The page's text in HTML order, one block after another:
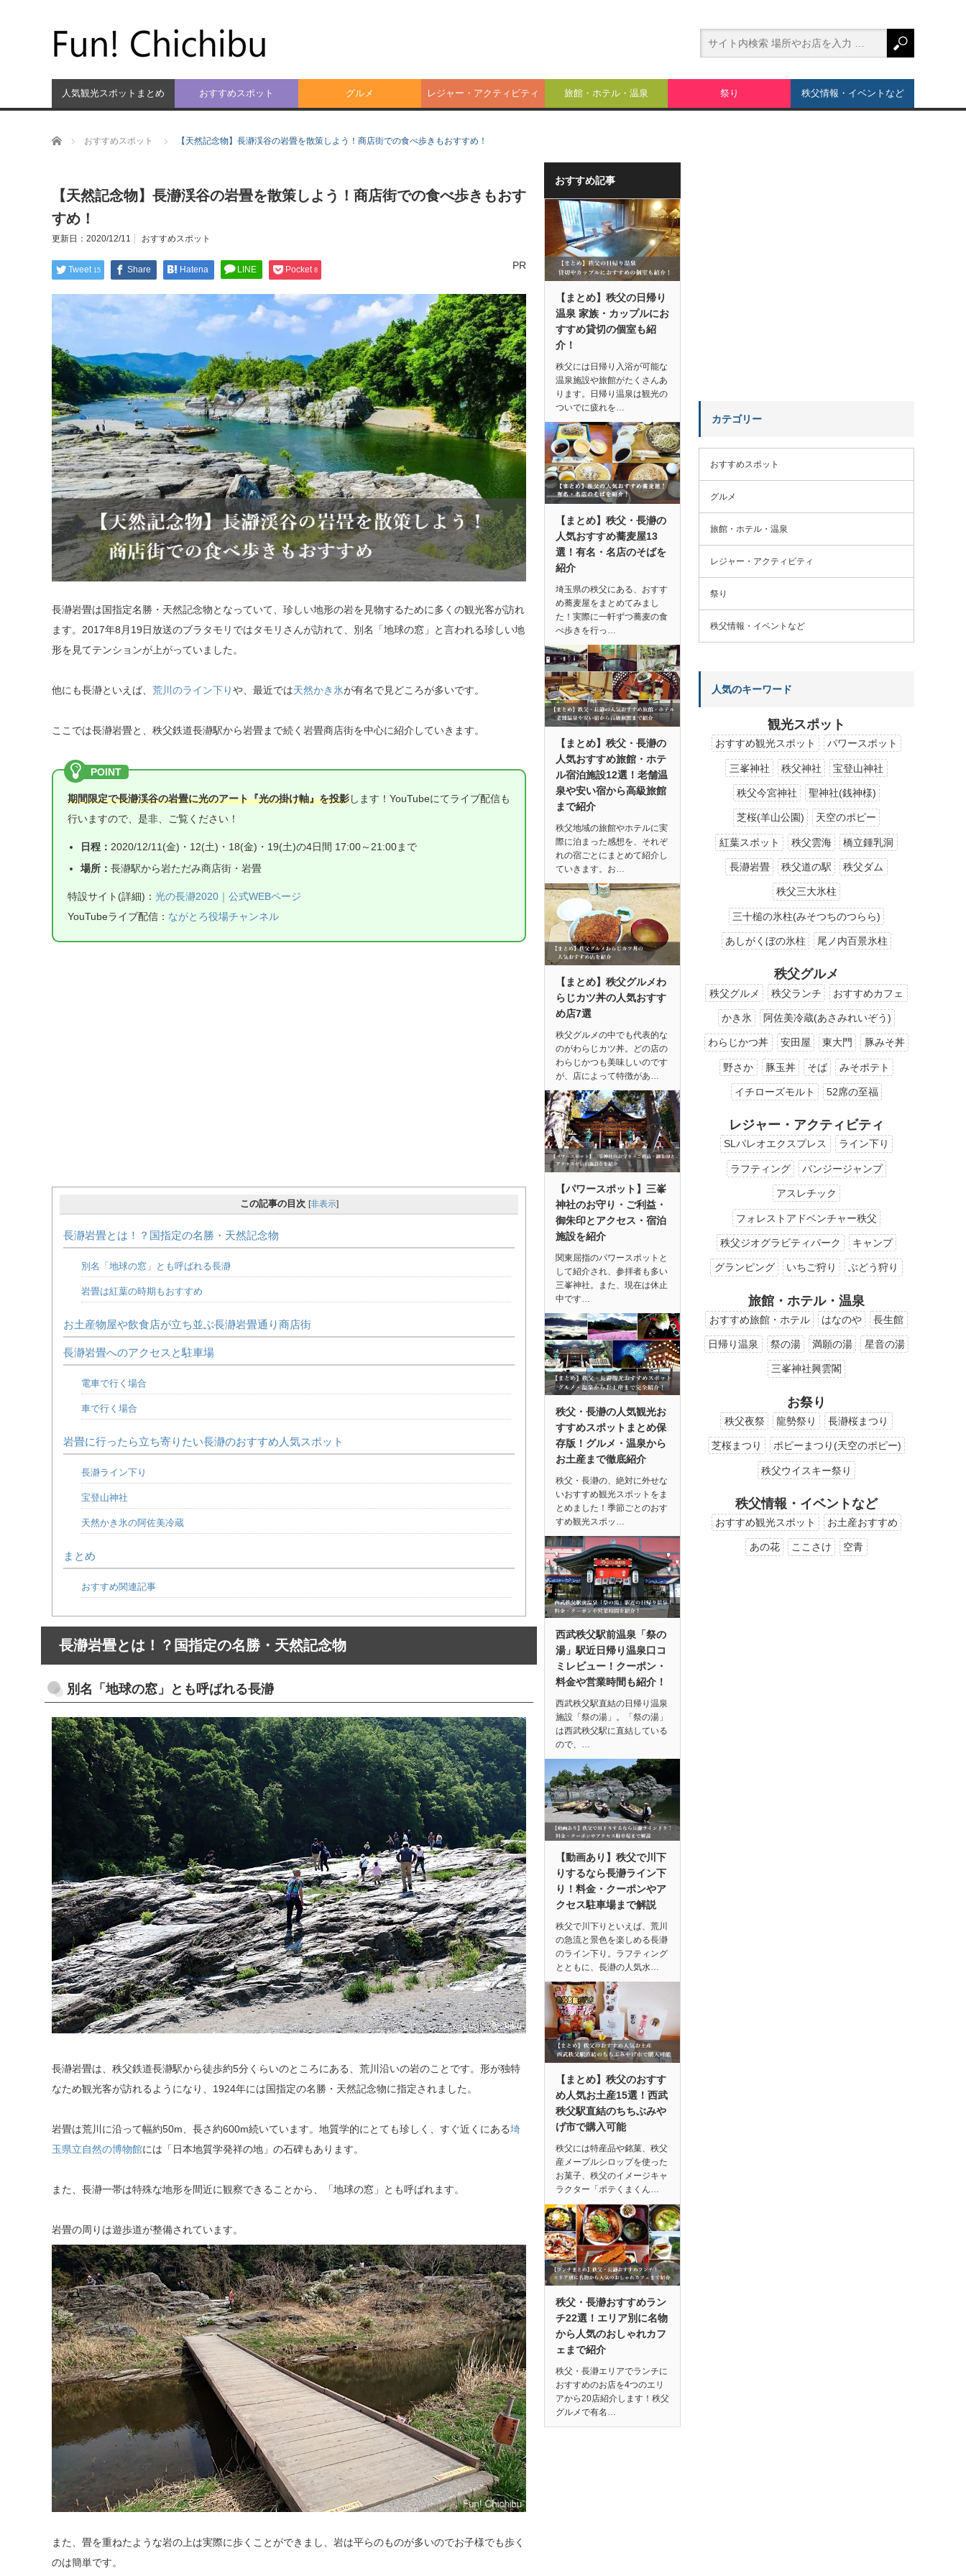
人気観光スポットまとめ おすすめスポット グルメ レジャー・アクティビティ 旅館・ホテル・温泉 祭り 秩父情報・イベントなど
ホーム おすすめスポット 【天然記念物】長瀞渓谷の岩畳を散策しよう！商店街での食べ歩きもおすすめ！
【天然記念物】長瀞渓谷の岩畳を散策しよう！商店街での食べ歩きもおす
すめ！
更新日： 2020/12/11 おすすめスポット
PR
Tweet 15 Share Hatena LINE Pocket 8
長瀞岩畳は国指定名勝・天然記念物となっていて、珍しい地形の岩を見物するために多くの観光客が訪れ
ます。2017年8月19日放送のブラタモリではタモリさんが訪れて、別名「地球の窓」と言われる珍しい地
形を見てテンションが上がっていました。
他にも長瀞といえば、 荒川のライン下りや、最近では天然かき氷が有名で見どころが多いです。
ここでは長瀞岩畳と、秩父鉄道長瀞駅から岩畳まで続く岩畳商店街を中心に紹介していきます。
期間限定で長瀞渓谷の岩畳に光のアート『光の掛け軸』を投影します！YouTubeにてライブ配信も
行いますので、是非、ご覧ください！
日程： 2020/12/11(金)・12(土)・18(金)・19(土)の4日間 17:00～21:00まで
場所：長瀞駅から岩ただみ商店街・岩畳
特設サイト(詳細)： 光の長瀞2020｜公式WEBページ
YouTubeライブ配信： ながとろ役場チャンネル
この記事の目次 [非表示]
長瀞岩畳とは！？国指定の名勝・天然記念物
別名「地球の窓」とも呼ばれる長瀞
岩畳は紅葉の時期もおすすめ
お土産物屋や飲食店が立ち並ぶ長瀞岩畳通り商店街
長瀞岩畳へのアクセスと駐車場
電車で行く場合
車で行く場合
岩畳に行ったら立ち寄りたい長瀞のおすすめ人気スポット
長瀞ライン下り
宝登山神社
天然かき氷の阿佐美冷蔵
まとめ
おすすめ関連記事
長瀞岩畳とは！？国指定の名勝・天然記念物
別名「地球の窓」とも呼ばれる長瀞
長瀞岩畳は、秩父鉄道長瀞駅から徒歩約5分くらいのところにある、荒川沿いの岩のことです。形が独特
なため観光客が訪れるようになり、1924年には国指定の名勝・天然記念物に指定されました。
岩畳は荒川に沿って幅約50m、長さ約600m続いています。地質学的にとても珍しく、すぐ近くにある埼
玉県立自然の博物館には「日本地質学発祥の地」の石碑もあります。
また、長瀞一帯は特殊な地形を間近に観察できることから、「地球の窓」とも呼ばれます。
岩畳の周りは遊歩道が整備されています。
また、畳を重ねたような岩の上は実際に歩くことができまし、岩は平らのものが多いのでお子様でも歩く
のは簡単です。
おすすめ記事
【まとめ】秩父の日帰り
温泉 家族・カップルにお
すすめ貸切の個室も紹
介！
秩父には日帰り入浴が可能な
温泉施設や旅館がたくさんあ
ります。日帰り温泉は観光の
ついでに疲れを…
【まとめ】秩父・長瀞の
人気おすすめ蕎麦屋13
選！有名・名店のそばを
紹介
埼玉県の秩父にある、おすす
め蕎麦屋をまとめてみまし
た！実際に一軒ずつ蕎麦の食
べ歩きを行っ…
【まとめ】秩父・長瀞の
人気おすすめ旅館・ホテ
ル宿泊施設12選！老舗温
泉や安い宿から高級旅館
まで紹介
秩父地域の旅館やホテルに実
際に泊まった感想を、それぞ
れの宿ごとにまとめて紹介し
ていきます。お…
【まとめ】秩父グルメわ
らじカツ丼の人気おすす
め店7選
秩父グルメの中でも代表的な
のがわらじカツ丼。どの店の
わらじかつも美味しいのです
が、店によって特徴があ…
【パワースポット】三峯
神社のお守り・ご利益・
御朱印とアクセス・宿泊
施設を紹介
関東屈指のパワースポットと
して紹介され、参拝者も多い
三峯神社。また、現在は休止
中です…
秩父・長瀞の人気観光お
すすめスポットまとめ保
存版！グルメ・温泉から
お土産まで徹底紹介
秩父・長瀞の、絶対に外せな
いおすすめ観光スポットをま
とめました！季節ごとのおす
すめ観光スポッ…
西武秩父駅前温泉「祭の
湯」駅近日帰り温泉口コ
ミレビュー！クーポン・
料金や営業時間も紹介！
西武秩父駅直結の日帰り温泉
施設「祭の湯」。「祭の湯」
は西武秩父駅に直結している
ので、…
【動画あり】秩父で川下
りするなら長瀞ライン下
り！料金・クーポンやア
クセス駐車場まで解説
秩父で川下りといえば、荒川
の急流と景色を楽しめる長瀞
のライン下り。ラフティング
とともに、長瀞の人気水…
【まとめ】秩父のおすす
め人気お土産15選！西武
秩父駅直結のちちぶみや
げ市で購入可能
秩父には特産品や銘菓、秩父
産メープルシロップを使った
お菓子、秩父のイメージキャ
ラクター「ポテくまくん…
秩父・長瀞おすすめラン
チ22選！エリア別に名物
から人気のおしゃれカフ
ェまで紹介
秩父・長瀞エリアでランチに
おすすめのお店を4つのエリ
アから20店紹介します！秩父
グルメで有名…
カテゴリー
おすすめスポット
グルメ
旅館・ホテル・温泉
レジャー・アクティビティ
祭り
秩父情報・イベントなど
人気のキーワード
観光スポット
おすすめ観光スポット パワースポット
三峯神社 秩父神社 宝登山神社
秩父今宮神社 聖神社(銭神様)
芝桜(羊山公園) 天空のポピー
紅葉スポット 秩父雲海 橋立鍾乳洞
長瀞岩畳 秩父道の駅 秩父ダム
秩父三大氷柱
三十槌の氷柱(みそつちのつらら)
あしがくぼの氷柱 尾ノ内百景氷柱
秩父グルメ
秩父グルメ 秩父ランチ おすすめカフェ
かき氷 阿佐美冷蔵(あさみれいぞう)
わらじかつ丼 安田屋 東大門 豚みそ丼
野さか 豚玉丼 そば みそポテト
イチローズモルト 52席の至福
レジャー・アクティビティ
SLパレオエクスプレス ライン下り
ラフティング バンジージャンプ
アスレチック
フォレストアドベンチャー秩父
秩父ジオグラビティパーク キャンプ
グランピング いちご狩り ぶどう狩り
旅館・ホテル・温泉
おすすめ旅館・ホテル はなのや 長生館
日帰り温泉 祭の湯 満願の湯 星音の湯
三峯神社興雲閣
お祭り
秩父夜祭 龍勢祭り 長瀞桜まつり
芝桜まつり ポピーまつり(天空のポピー)
秩父ウイスキー祭り
秩父情報・イベントなど
おすすめ観光スポット お土産おすすめ
あの花 ここさけ 空青